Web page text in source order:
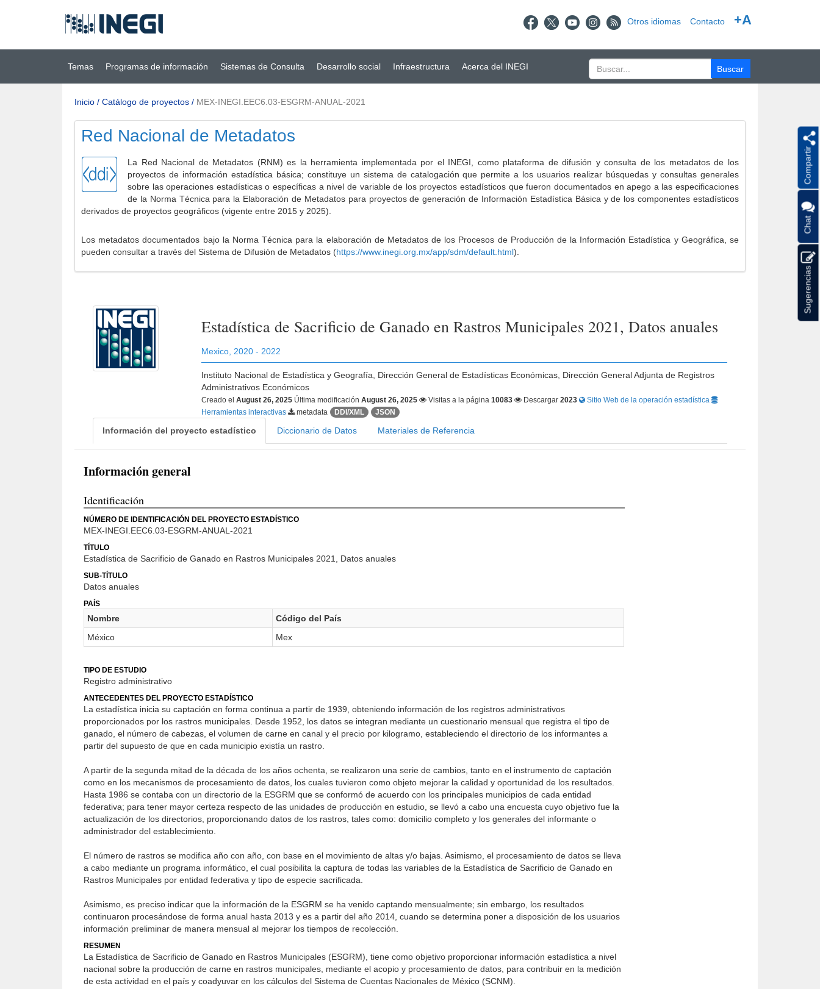
principal
(INEGI) Otros idiomas Contacto +A
Temas Programas de información Sistemas de Consulta Desarrollo social Infraestructura Acerca del INEGI
Inicio / Catálogo de proyectos / MEX-INEGI.EEC6.03-ESGRM-ANUAL-2021
Red Nacional de Metadatos
La Red Nacional de Metadatos (RNM) es la herramienta implementada por el INEGI, como plataforma de difusión y consulta de los metadatos de los
proyectos de información estadística básica; constituye un sistema de catalogación que permite a los usuarios realizar búsquedas y consultas generales
sobre las operaciones estadísticas o específicas a nivel de variable de los proyectos estadísticos que fueron documentados en apego a las especificaciones
de la Norma Técnica para la Elaboración de Metadatos para proyectos de generación de Información Estadística Básica y de los componentes estadísticos
derivados de proyectos geográficos (vigente entre 2015 y 2025).
Los metadatos documentados bajo la Norma Técnica para la elaboración de Metadatos de los Procesos de Producción de la Información Estadística y Geográfica, se
pueden consultar a través del Sistema de Difusión de Metadatos (https://www.inegi.org.mx/app/sdm/default.html).
Estadística de Sacrificio de Ganado en Rastros Municipales 2021, Datos anuales
Mexico 2020 - 2022
Instituto Nacional de Estadística y Geografía, Dirección General de Estadísticas Económicas, Dirección General Adjunta de Registros
Administrativos Económicos
Creado elAugust 26, 2025 Última modificaciónAugust 26, 2025 Visitas a la página10083 Descargar2023
Sitio Web de la operación estadística
Herramientas interactivas
metadata DDI/XML JSON
Información del proyecto estadístico Diccionario de Datos Materiales de Referencia
Información general
Identificación
NÚMERO DE IDENTIFICACIÓN DEL PROYECTO ESTADÍSTICO
MEX-INEGI.EEC6.03-ESGRM-ANUAL-2021
TÍTULO
Estadística de Sacrificio de Ganado en Rastros Municipales 2021, Datos anuales
SUB-TÍTULO
Datos anuales
PAÍS
Nombre
Código del País
México
Mex
TIPO DE ESTUDIO
Registro administrativo
ANTECEDENTES DEL PROYECTO ESTADÍSTICO
La estadística inicia su captación en forma continua a partir de 1939, obteniendo información de los registros administrativos
proporcionados por los rastros municipales. Desde 1952, los datos se integran mediante un cuestionario mensual que registra el tipo de
ganado, el número de cabezas, el volumen de carne en canal y el precio por kilogramo, estableciendo el directorio de los informantes a
partir del supuesto de que en cada municipio existía un rastro.
A partir de la segunda mitad de la década de los años ochenta, se realizaron una serie de cambios, tanto en el instrumento de captación
como en los mecanismos de procesamiento de datos, los cuales tuvieron como objeto mejorar la calidad y oportunidad de los resultados.
Hasta 1986 se contaba con un directorio de la ESGRM que se conformó de acuerdo con los principales municipios de cada entidad
federativa; para tener mayor certeza respecto de las unidades de producción en estudio, se llevó a cabo una encuesta cuyo objetivo fue la
actualización de los directorios, proporcionando datos de los rastros, tales como: domicilio completo y los generales del informante o
administrador del establecimiento.
El número de rastros se modifica año con año, con base en el movimiento de altas y/o bajas. Asimismo, el procesamiento de datos se lleva
a cabo mediante un programa informático, el cual posibilita la captura de todas las variables de la Estadística de Sacrificio de Ganado en
Rastros Municipales por entidad federativa y tipo de especie sacrificada.
Asimismo, es preciso indicar que la información de la ESGRM se ha venido captando mensualmente; sin embargo, los resultados
continuaron procesándose de forma anual hasta 2013 y es a partir del año 2014, cuando se determina poner a disposición de los usuarios
información preliminar de manera mensual al mejorar los tiempos de recolección.
RESUMEN
La Estadística de Sacrificio de Ganado en Rastros Municipales (ESGRM), tiene como objetivo proporcionar información estadística a nivel
nacional sobre la producción de carne en rastros municipales, mediante el acopio y procesamiento de datos, para contribuir en la medición
de esta actividad en el país y coadyuvar en los cálculos del Sistema de Cuentas Nacionales de México (SCNM).
Compartir
Chat
Sugerencias